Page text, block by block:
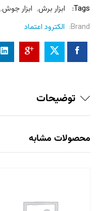
Tags:
ابزار برش, ابزار جوش,
Brand: الکترود اعتماد
توضیحات
محصولات مشابه